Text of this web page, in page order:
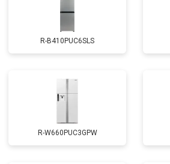
R-B410PUC6SLS
R-W660PUC3GPW